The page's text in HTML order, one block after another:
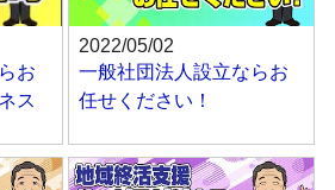
お
ス
2022/05/02
一般社団法人設立ならお
任せください！